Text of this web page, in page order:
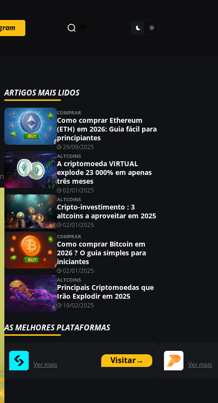
ARTIGOS MAIS LIDOS
COMPRAR
Como comprar Ethereum
(ETH) em 2026: Guia fácil para
principiantes
29/09/2025
ALTCOINS
A criptomoeda VIRTUAL
explode 23 000% em apenas
três meses
02/01/2025
ALTCOINS
Cripto-investimento : 3
altcoins a aproveitar em 2025
02/01/2025
COMPRAR
Como comprar Bitcoin em
2026 ? O guia simples para
iniciantes
02/01/2025
ALTCOINS
Principais Criptomoedas que
Irão Explodir em 2025
19/02/2025
AS MELHORES PLATAFORMAS
Visitar→
Ver mais Ver mais